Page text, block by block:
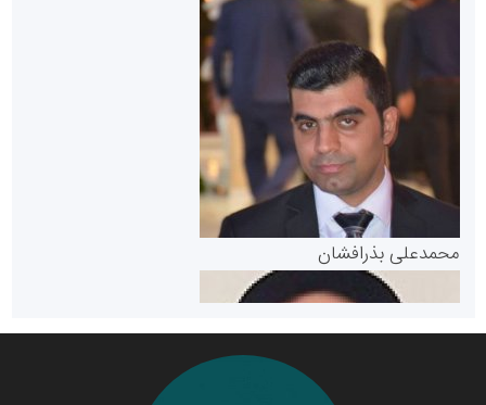
پایگاه خبری گفتمان یزد
سازمان بورس و اوراق بهادار
مرجع اخبار موثق در بازارسرمایه
محمدعلی بذرافشان